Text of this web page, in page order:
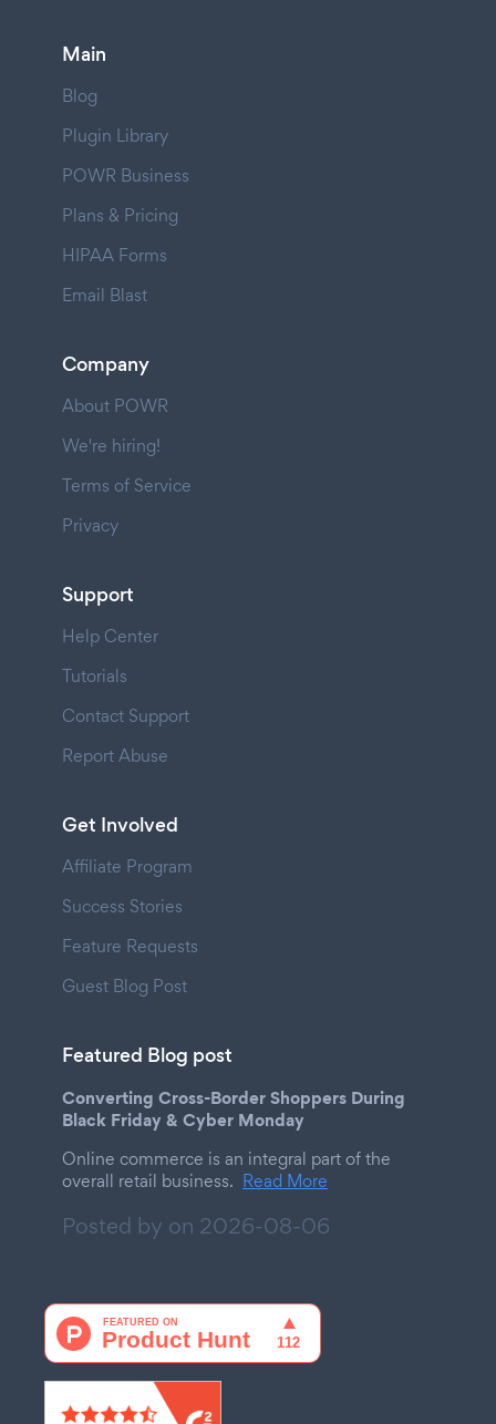
Main
Blog
Plugin Library
POWR Business
Plans & Pricing
HIPAA Forms
Email Blast
Company
About POWR
We're hiring!
Terms of Service
Privacy
Support
Help Center
Tutorials
Contact Support
Report Abuse
Get Involved
Affiliate Program
Success Stories
Feature Requests
Guest Blog Post
Featured Blog post
Converting Cross-Border Shoppers During
Black Friday & Cyber Monday
Online commerce is an integral part of the
overall retail business. Read More
Posted by on 2026-08-06